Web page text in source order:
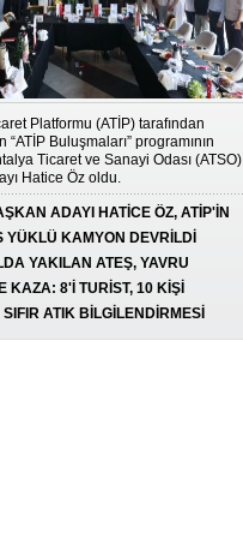
HAYAT ŞİMDİ BAŞLIYOR:
ERTELEME, YAŞA!
DİLEK DEMİRKAN
ŞEYTANIN EN ŞIK ELBİSESİ:
MAKYAVELİZM
NADİRE SÖNMEZ
ORMANLARA DİKKAT!
IŞIK YARGIN
DUMAN ÇÖKMEDEN ÖNCE
GÖZDE SARI
Platformu (ATİP) tarafından
Buluşmaları” programının
Ticaret ve Sanayi Odası (ATSO)
Hatice Öz oldu.
ADAYI HATİCE ÖZ, ATİP'İN
OLDU
YÜKLÜ KAMYON DEVRİLDİ
YAKILAN ATEŞ, YAVRU
ÖLÜMÜNE NEDEN OLDU
KAZA: 8'İ TURİST, 10 KİŞİ
SIFIR ATIK BİLGİLENDİRMESİ